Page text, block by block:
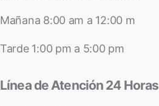
Mañana 8:00 am a 12:00 m
Tarde 1:00 pm a 5:00 pm
Línea de Atención 24 Horas